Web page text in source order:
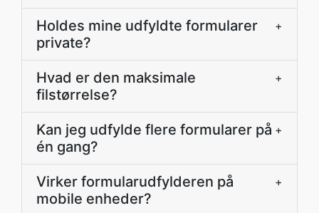
Holdes mine udfyldte formularer
private?
+
Hvad er den maksimale
filstørrelse?
+
Kan jeg udfylde flere formularer på
én gang?
+
Virker formularudfylderen på
mobile enheder?
+